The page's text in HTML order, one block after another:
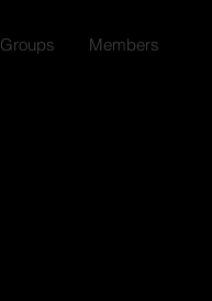
Groups Members